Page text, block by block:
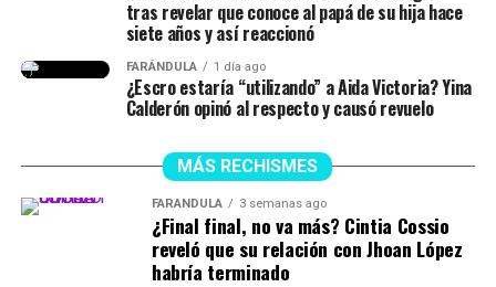
tras revelar que conoce al papá de su hija hace
siete años y así reaccionó
FARÁNDULA 1 día ago
¿Escro estaría “utilizando” a Aida Victoria? Yina
Calderón opinó al respecto y causó revuelo
MÁS RECHISMES
FARÁNDULA 3 semanas ago
¿Final final, no va más? Cintia Cossio
reveló que su relación con Jhoan López
habría terminado